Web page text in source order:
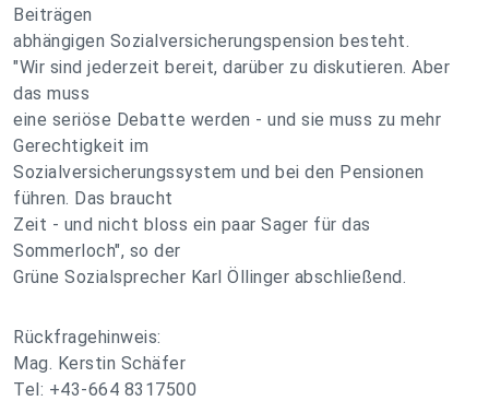
Beiträgen
abhängigen Sozialversicherungspension besteht.
"Wir sind jederzeit bereit, darüber zu diskutieren. Aber
das muss
eine seriöse Debatte werden - und sie muss zu mehr
Gerechtigkeit im
Sozialversicherungssystem und bei den Pensionen
führen. Das braucht
Zeit - und nicht bloss ein paar Sager für das
Sommerloch", so der
Grüne Sozialsprecher Karl Öllinger abschließend.
Rückfragehinweis:
Mag. Kerstin Schäfer
Tel: +43-664 8317500